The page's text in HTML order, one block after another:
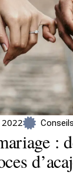
Conseils
: